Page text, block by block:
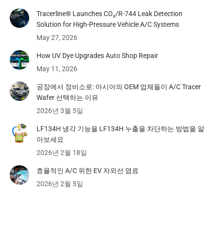
Tracerline® Launches CO₂/R-744 Leak Detection
Solution for High-Pressure Vehicle A/C Systems​
May 27, 2026
How UV Dye Upgrades Auto Shop Repair
May 11, 2026
공장에서 정비소로: 아시아의 OEM 업체들이 A/C Tracer
Wafer 선택하는 이유
2026년 3월 5일
LF134H 냉각 기능을 LF134H 누출을 차단하는 방법을 알
아보세요
2026년 2월 18일
효율적인 A/C 위한 EV 자외선 염료
2026년 2월 5일